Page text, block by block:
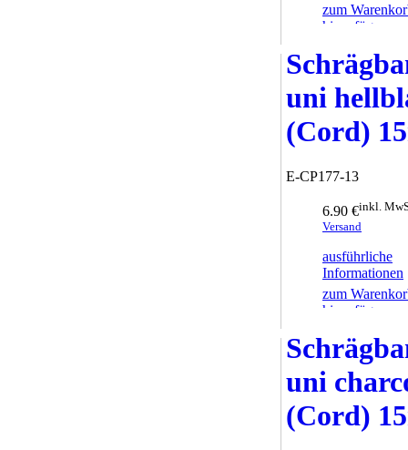
zum
hinzufügen
uni
(Cord)
E-CP177-13
6.90 €inkl.
Versand
ausführliche
Informationen
zum
hinzufügen
uni
(Cord)